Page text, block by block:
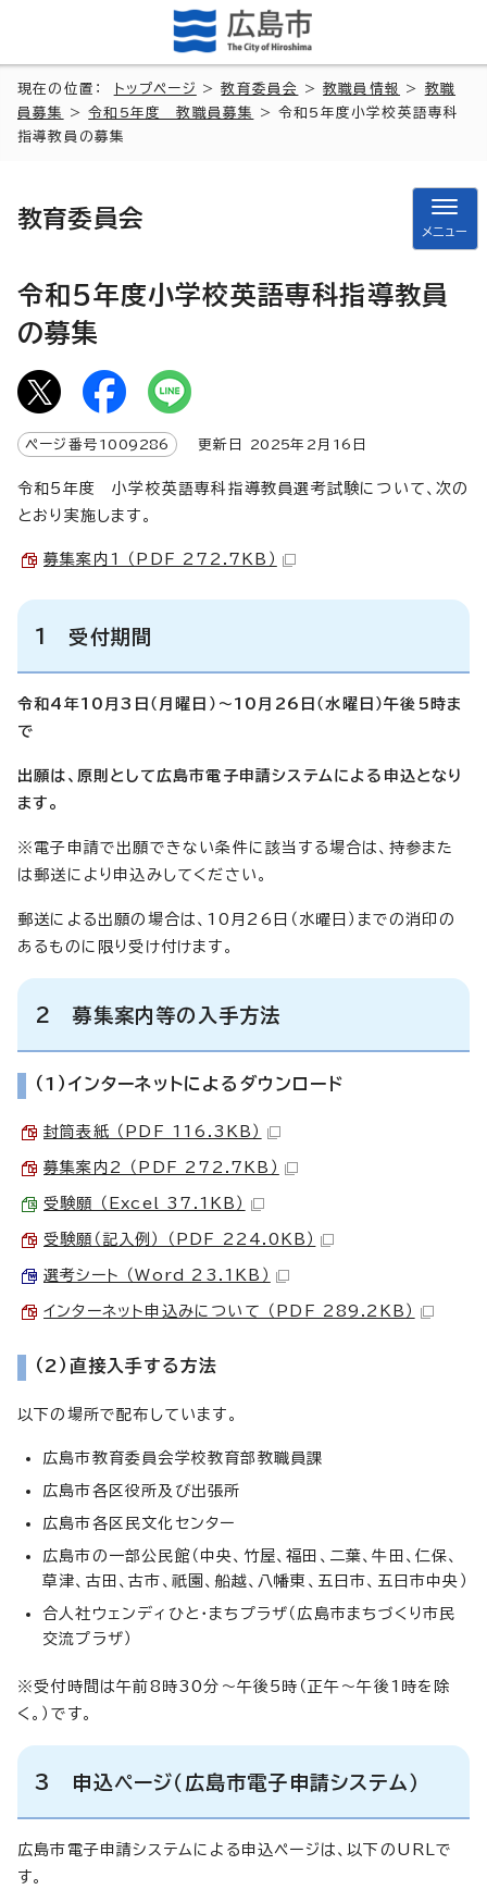
現在の位置： トップページ >教育委員会 >教職員情報 > 教職
員募集
>令和5年度 教職員募集
> 令和5年度小学校英語専科
指導教員の募集
教育委員会
メニュー
令和5年度小学校英語専科指導教員
の募集
ページ番号 1009286 更新日 2025年2月 16 日
令和5年度 小学校英語専科指導教員選考試験について、次の
とおり実施します。
募集案内1 （PDF 272.7KB）
1 受付期間
令和4年10月3日（月曜日）～10月26日（水曜日）午後5時ま
で
出願は、原則として広島市電子申請システムによる申込となり
ます。
※電子申請で出願できない条件に該当する場合は、持参また
は郵送により申込みしてください。
郵送による出願の場合は、10月26日（水曜日）までの消印の
あるものに限り受け付けます。
2 募集案内等の入手方法
（1）インターネットによるダウンロード
封筒表紙 （PDF 116.3KB）
募集案内2 （PDF 272.7KB）
受験願 （Excel 37.1KB）
受験願（記入例） （PDF 224.0KB）
選考シート （Word 23.1KB）
インターネット申込みについて （PDF 289.2KB）
（2）直接入手する方法
以下の場所で配布しています。
広島市教育委員会学校教育部教職員課
広島市各区役所及び出張所
広島市各区民文化センター
広島市の一部公民館（中央、竹屋、福田、二葉、牛田、仁保、
草津、古田、古市、祇園、船越、八幡東、五日市、五日市中央）
合人社ウェンディひと・まちプラザ（広島市まちづくり市民
交流プラザ）
※受付時間は午前8時30分～午後5時（正午～午後1時を除
く。）です。
3 申込ページ（広島市電子申請システム）
広島市電子申請システムによる申込ページは、以下のURLで
す。